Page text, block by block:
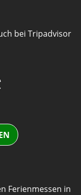
bei Tripadvisor
Ferienmessen in